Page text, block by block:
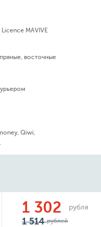
MAVIVE
пряные, восточные
Qiwi,
1 302 рубля
1 514рублей